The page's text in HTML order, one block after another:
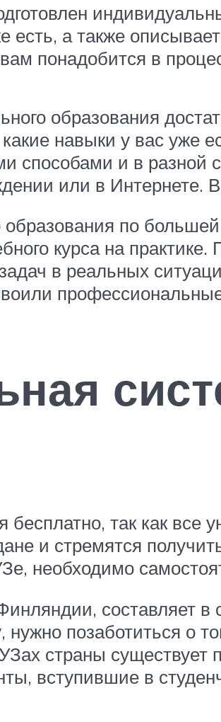
есть, а также
понадобится в
образования
навыки у вас уже
способами и в разной
или в Интернете.
по
курса на практике.
в реальных
так как все
и стремятся
необходимо
составляет
позаботиться о
страны существует
вступившие в